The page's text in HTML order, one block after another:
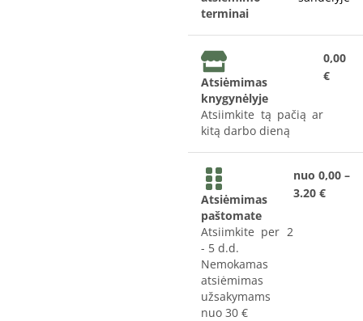
terminai
Atsiėmimas
knygynėlyje
Atsiimkite tą pačią ar
kitą darbo dieną
0,00
€
Atsiėmimas
paštomate
Atsiimkite per 2
- 5 d.d.
Nemokamas
atsiėmimas
užsakymams
nuo 30 €
nuo 0,00 –
3.20 €